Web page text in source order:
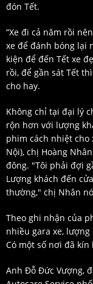
đón Tết.
“Xe đi cả năm rồi
xe để đánh bóng lại
kiện để đến Tết xe
rồi, để gần sát Tết
cho hay.
Không chỉ tại đại lý
rộn hơn với lượng
phim cách nhiệt cho
Nội), chị Hoàng
đông. "Tôi phải đợi
Lượng khách đến
thường," chị Nhân
Theo ghi nhận của
nhiều gara xe,
Có một số nơi đã
Anh Đỗ Đức Vượng,